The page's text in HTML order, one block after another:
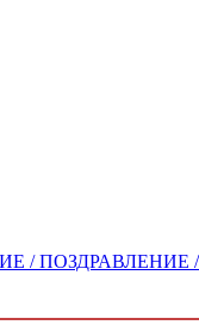
/ ПОЗДРАВЛЕНИЕ /